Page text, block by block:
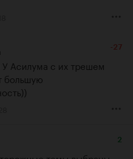
-27
У Асилума с их трешем
большую
2